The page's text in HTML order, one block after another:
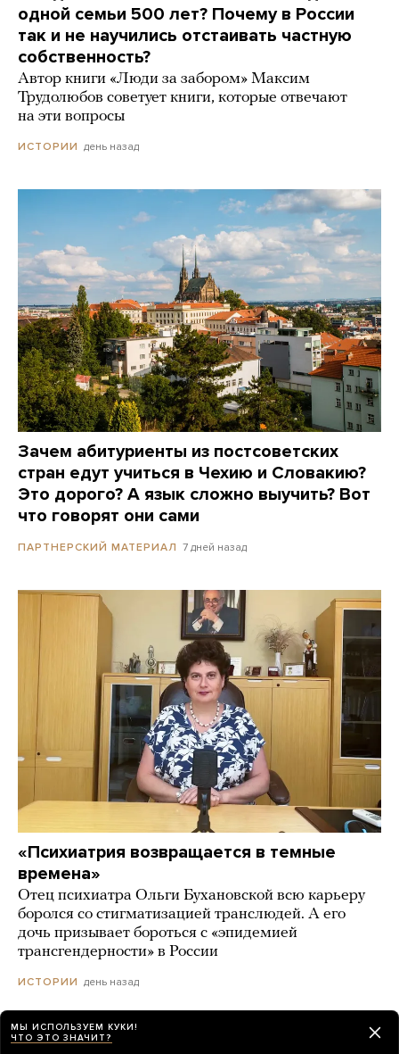
одной семьи 500 лет? Почему в России
так и не научились отстаивать частную
собственность?
Автор книги «Люди за забором» Максим
Трудолюбов советует книги, которые отвечают
на эти вопросы
ИСТОРИИ день назад
Зачем абитуриенты из постсоветских
стран едут учиться в Чехию и Словакию?
Это дорого? А язык сложно выучить? Вот
что говорят они сами
ПАРТНЕРСКИЙ МАТЕРИАЛ 7 дней назад
«Психиатрия возвращается в темные
времена»
Отец психиатра Ольги Бухановской всю карьеру
боролся со стигматизацией транслюдей. А его
дочь призывает бороться с «эпидемией
трансгендерности» в России
ИСТОРИИ день назад
МЫ ИСПОЛЬЗУЕМ КУКИ!
ЧТО ЭТО ЗНАЧИТ?